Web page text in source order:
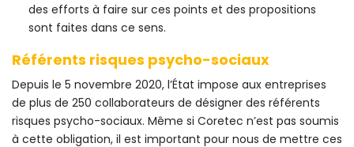
des efforts à faire sur ces points et des propositions
sont faites dans ce sens.
Référents risques psycho-sociaux
Depuis le 5 novembre 2020, l’État impose aux entreprises
de plus de 250 collaborateurs de désigner des référents
risques psycho-sociaux. Même si Coretec n’est pas soumis
à cette obligation, il est important pour nous de mettre ces